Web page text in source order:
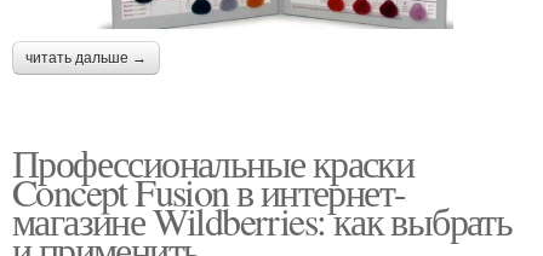
читать дальше →
Профессиональные краски
Concept Fusion в интернет-
магазине Wildberries: как выбрать